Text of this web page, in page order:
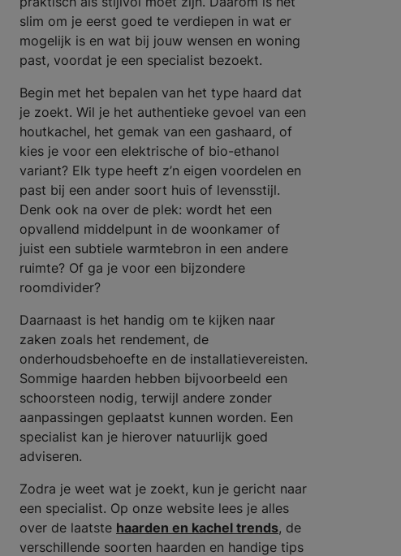
slim om je eerst goed te verdiepen in wat er
mogelijk is en wat bij jouw wensen en woning
past, voordat je een specialist bezoekt.
Begin met het bepalen van het type haard dat
je zoekt. Wil je het authentieke gevoel van een
houtkachel, het gemak van een gashaard, of
kies je voor een elektrische of bio-ethanol
variant? Elk type heeft z’n eigen voordelen en
past bij een ander soort huis of levensstijl.
Denk ook na over de plek: wordt het een
opvallend middelpunt in de woonkamer of
juist een subtiele warmtebron in een andere
ruimte? Of ga je voor een bijzondere
roomdivider?
Daarnaast is het handig om te kijken naar
zaken zoals het rendement, de
onderhoudsbehoefte en de installatievereisten.
Sommige haarden hebben bijvoorbeeld een
schoorsteen nodig, terwijl andere zonder
aanpassingen geplaatst kunnen worden. Een
specialist kan je hierover natuurlijk goed
adviseren.
Zodra je weet wat je zoekt, kun je gericht naar
een specialist. Op onze website lees je alles
over de laatste haarden en kachel trends, de
verschillende soorten haarden en handige tips